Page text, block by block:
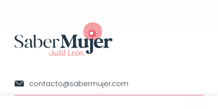
contacto@sabermujer.com